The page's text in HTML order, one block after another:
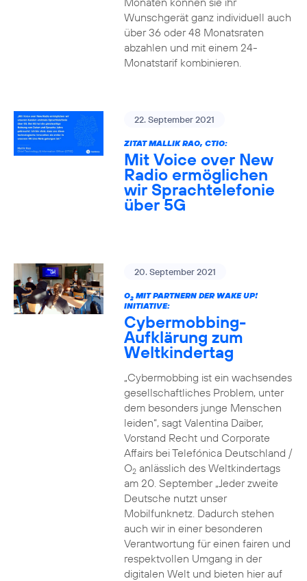
Wunschgerät ganz individuell auch
über 36 oder 48 Monatsraten
abzahlen und mit einem 24-
Monatstarif kombinieren.
22. September 2021
ZITAT MALLIK RAO, CTIO:
Mit Voice over New
Radio ermöglichen
wir Sprachtelefonie
über 5G
20. September 2021
O2MIT PARTNERN DER WAKE UP!
INITIATIVE:
Cybermobbing-
Aufklärung zum
Weltkindertag
„Cybermobbing ist ein wachsendes
gesellschaftliches Problem, unter
dem besonders junge Menschen
leiden“, sagt Valentina Daiber,
Vorstand Recht und Corporate
Affairs bei Telefónica Deutschland /
O2anlässlich des Weltkindertags
am 20. September „Jeder zweite
Deutsche nutzt unser
Mobilfunknetz. Dadurch stehen
auch wir in einer besonderen
Verantwortung für einen fairen und
respektvollen Umgang in der
digitalen Welt und bieten hier auf